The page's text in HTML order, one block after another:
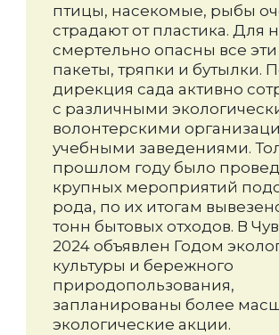
птицы, насекомые, рыбы
страдают от пластика. Для
смертельно опасны все
пакеты, тряпки и бутылки.
дирекция сада активно
с различными
волонтерскими
учебными заведениями.
прошлом году было
крупных мероприятий
рода, по их итогам
тонн бытовых отходов. В
2024 объявлен Годом
культуры и бережного
природопользования,
запланированы более
экологические акции.